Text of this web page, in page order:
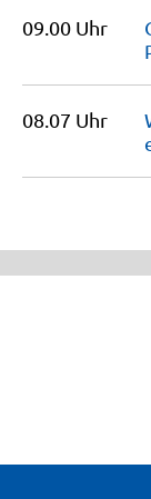
09.00 Uhr
08.07 Uhr